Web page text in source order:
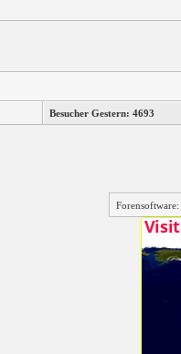
Besucher Gestern: 4693
Forensoftware: